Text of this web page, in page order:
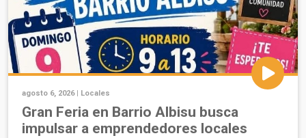
agosto 6, 2026 | Locales
Gran Feria en Barrio Albisu busca
impulsar a emprendedores locales